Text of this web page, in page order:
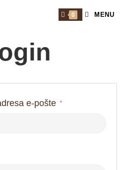
0 MENU
e-pošte *Obavezno